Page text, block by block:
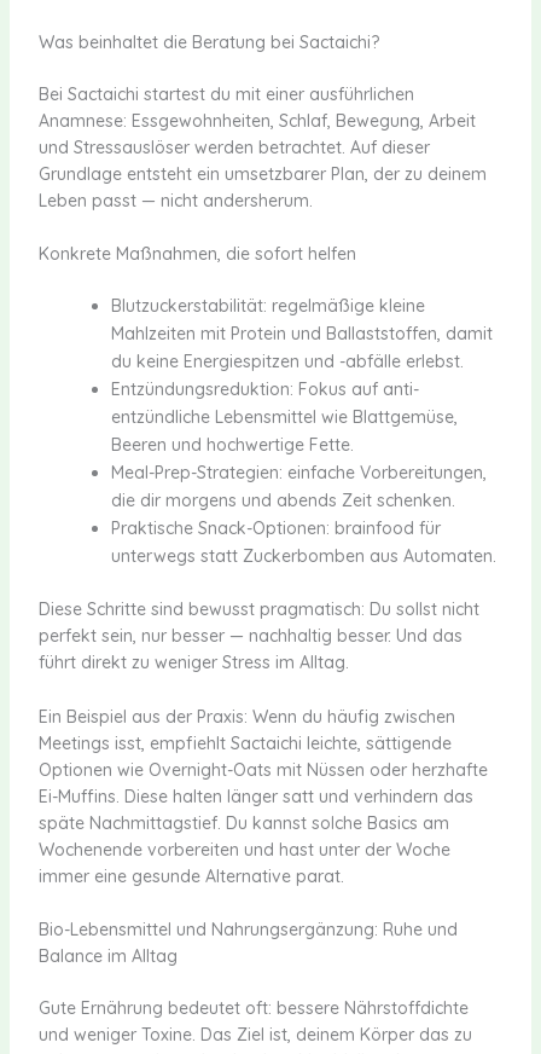
Was beinhaltet die Beratung bei Sactaichi?
Bei Sactaichi startest du mit einer ausführlichen
Anamnese: Essgewohnheiten, Schlaf, Bewegung, Arbeit
und Stressauslöser werden betrachtet. Auf dieser
Grundlage entsteht ein umsetzbarer Plan, der zu deinem
Leben passt — nicht andersherum.
Konkrete Maßnahmen, die sofort helfen
Blutzuckerstabilität: regelmäßige kleine
Mahlzeiten mit Protein und Ballaststoffen, damit
du keine Energiespitzen und -abfälle erlebst.
Entzündungsreduktion: Fokus auf anti-
entzündliche Lebensmittel wie Blattgemüse,
Beeren und hochwertige Fette.
Meal-Prep-Strategien: einfache Vorbereitungen,
die dir morgens und abends Zeit schenken.
Praktische Snack-Optionen: brainfood für
unterwegs statt Zuckerbomben aus Automaten.
Diese Schritte sind bewusst pragmatisch: Du sollst nicht
perfekt sein, nur besser — nachhaltig besser. Und das
führt direkt zu weniger Stress im Alltag.
Ein Beispiel aus der Praxis: Wenn du häufig zwischen
Meetings isst, empfiehlt Sactaichi leichte, sättigende
Optionen wie Overnight-Oats mit Nüssen oder herzhafte
Ei-Muffins. Diese halten länger satt und verhindern das
späte Nachmittagstief. Du kannst solche Basics am
Wochenende vorbereiten und hast unter der Woche
immer eine gesunde Alternative parat.
Bio-Lebensmittel und Nahrungsergänzung: Ruhe und
Balance im Alltag
Gute Ernährung bedeutet oft: bessere Nährstoffdichte
und weniger Toxine. Das Ziel ist, deinem Körper das zu